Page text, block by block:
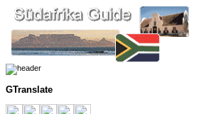
GTranslate